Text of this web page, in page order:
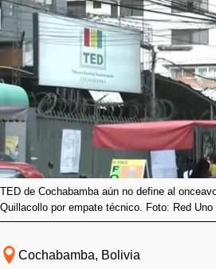
TED de Cochabamba aún no define al
Quillacollo por empate técnico. Foto: Red Uno
Cochabamba, Bolivia